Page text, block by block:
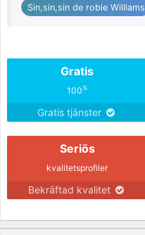
Sin,sin,sin de robie Williams
Gratis
100%
Gratis tjänster
Seriös
kvalitetsprofiler
Bekräftad kvalitet